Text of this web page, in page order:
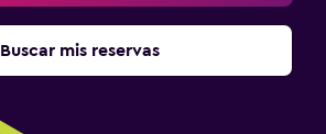
Buscar mis reservas